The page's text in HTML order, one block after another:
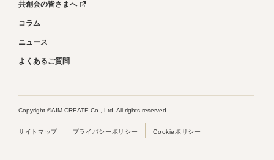
共創会の皆さまへ
コラム
ニュース
よくあるご質問
サイトマップ プライバシーポリシー Cookieポリシー
Copyright ©AIM CREATE Co., Ltd. All rights reserved.